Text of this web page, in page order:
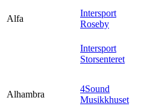
Alfa
Intersport
Roseby
Intersport
Storsenteret
Alhambra
4Sound
Musikkhuset